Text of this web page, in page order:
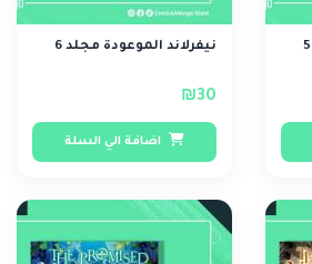
نيفرلاند الموعودة مجلد 6
₪30
اضافة الي السلة